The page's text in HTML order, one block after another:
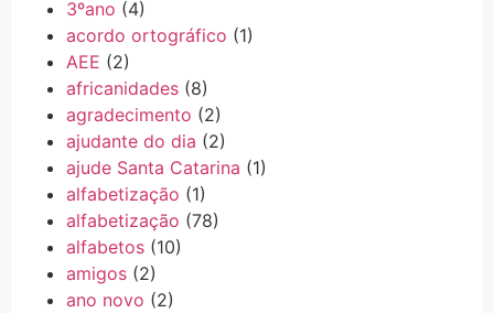
3ºano (4)
acordo ortográfico (1)
AEE (2)
africanidades (8)
agradecimento (2)
ajudante do dia (2)
ajude Santa Catarina (1)
alfabetização (1)
alfabetização (78)
alfabetos (10)
amigos (2)
ano novo (2)